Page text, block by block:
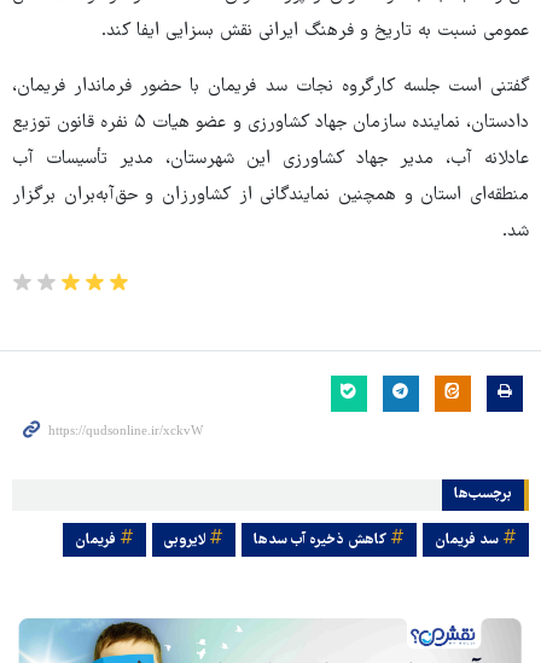
عمومی نسبت به تاریخ و فرهنگ ایرانی نقش بسزایی ایفا کند.
گفتنی است جلسه کارگروه نجات سد فریمان با حضور فرماندار فریمان،
دادستان، نماینده سازمان جهاد کشاورزی و عضو هیات ۵ نفره قانون توزیع
عادلانه آب، مدیر جهاد کشاورزی این شهرستان، مدیر تأسیسات آب
منطقه‌ای استان و همچنین نمایندگانی از کشاورزان و حق‌آبه‌بران برگزار
شد.
برچسب‌ها
سد فریمان کاهش ذخیره آب سدها لایروبی فریمان